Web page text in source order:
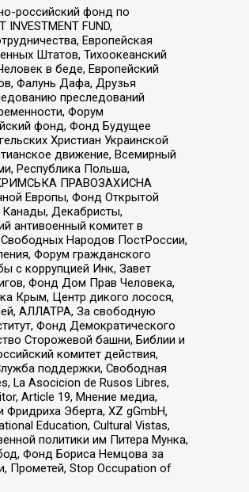
российский фонд по
FUND,
Европейская
Штатов, Тихоокеанский
в беде, Европейский
Фалунь Дафа, Друзья
преследований
Форум
фонд, Фонд Будущее
Христиан Украинской
движение, Всемирный
Республика Польша,
КРИМСЬКА ПРАВОЗАХИСНА
Европы, Фонд Открытой
Канады, Декабристы,
антивоенный комитет в
Народов ПостРоссии,
Форум гражданского
с коррупцией Инк, Завет
Фонд Дом Прав Человека,
Крым, Центр дикого лосося,
АЛЛАТРА, За свободную
Фонд Демократического
Сторожевой башни, Библии и
комитет действия,
поддержки, Свободная
La Asocicion de Rusos Libres,
Article 19, Мнение медиа,
Эберта, XZ gGmbH,
Education, Cultural Vistas,
политики им Питера Мунка,
Фонд Бориса Немцова за
Прометей, Stop Occupation of